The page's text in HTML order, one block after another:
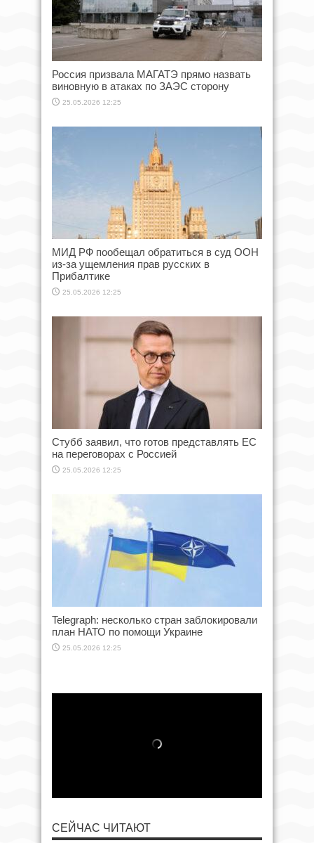
Россия призвала МАГАТЭ прямо назвать
виновную в атаках по ЗАЭС сторону
25.05.2026 12:25
МИД РФ пообещал обратиться в суд ООН
из-за ущемления прав русских в
Прибалтике
25.05.2026 12:25
Стубб заявил, что готов представлять ЕС
на переговорах с Россией
25.05.2026 12:25
Telegraph: несколько стран заблокировали
план НАТО по помощи Украине
25.05.2026 12:25
СЕЙЧАС ЧИТАЮТ